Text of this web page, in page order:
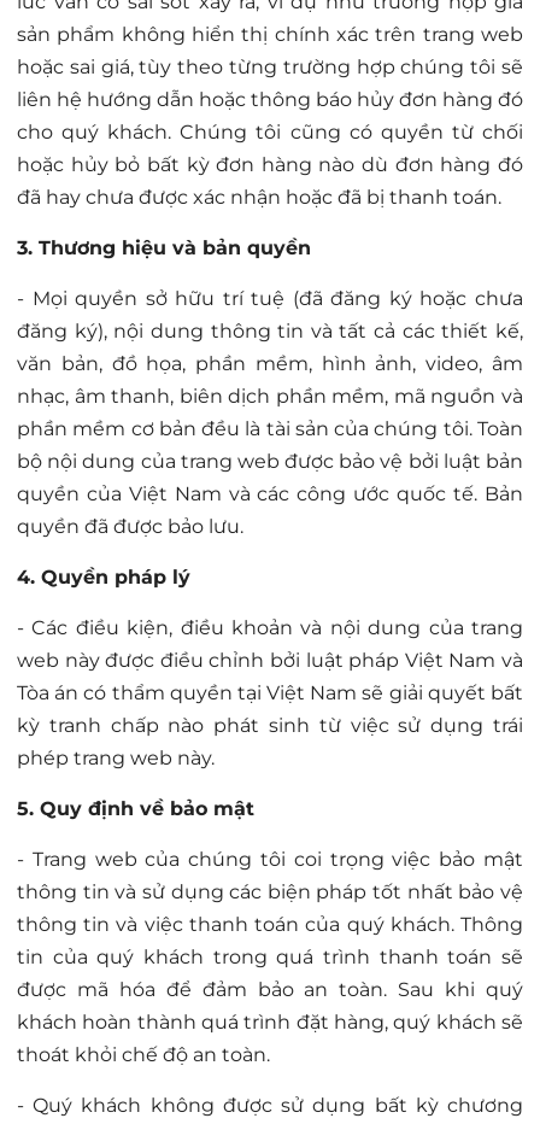
sản phẩm không hiển thị chính xác trên trang web
hoặc sai giá, tùy theo từng trường hợp chúng tôi sẽ
liên hệ hướng dẫn hoặc thông báo hủy đơn hàng đó
cho quý khách. Chúng tôi cũng có quyền từ chối
hoặc hủy bỏ bất kỳ đơn hàng nào dù đơn hàng đó
đã hay chưa được xác nhận hoặc đã bị thanh toán.
3. Thương hiệu và bản quyền
- Mọi quyền sở hữu trí tuệ (đã đăng ký hoặc chưa
đăng ký), nội dung thông tin và tất cả các thiết kế,
văn bản, đồ họa, phần mềm, hình ảnh, video, âm
nhạc, âm thanh, biên dịch phần mềm, mã nguồn và
phần mềm cơ bản đều là tài sản của chúng tôi. Toàn
bộ nội dung của trang web được bảo vệ bởi luật bản
quyền của Việt Nam và các công ước quốc tế. Bản
quyền đã được bảo lưu.
4. Quyền pháp lý
- Các điều kiện, điều khoản và nội dung của trang
web này được điều chỉnh bởi luật pháp Việt Nam và
Tòa án có thẩm quyền tại Việt Nam sẽ giải quyết bất
kỳ tranh chấp nào phát sinh từ việc sử dụng trái
phép trang web này.
5. Quy định về bảo mật
- Trang web của chúng tôi coi trọng việc bảo mật
thông tin và sử dụng các biện pháp tốt nhất bảo vệ
thông tin và việc thanh toán của quý khách. Thông
tin của quý khách trong quá trình thanh toán sẽ
được mã hóa để đảm bảo an toàn. Sau khi quý
khách hoàn thành quá trình đặt hàng, quý khách sẽ
thoát khỏi chế độ an toàn.
- Quý khách không được sử dụng bất kỳ chương